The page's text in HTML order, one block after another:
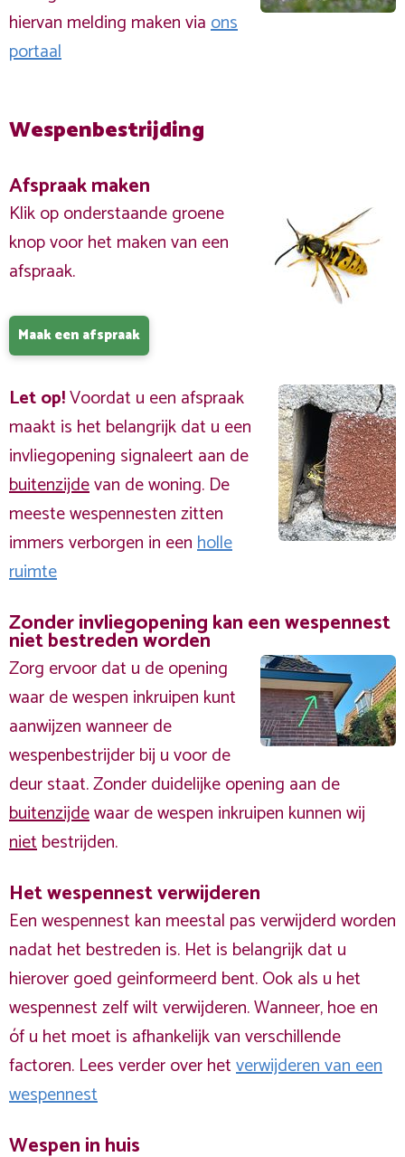
hiervan melding maken viaons
portaal
Wespenbestrijding
Afspraak maken
Klik op onderstaande groene
knop voor het maken van een
afspraak.
Maak een afspraak
Let op!Voordat u een afspraak
maakt is het belangrijk dat u een
invliegopening signaleert aan de
buitenzijdevan de woning. De
meeste wespennesten zitten
immers verborgen in eenholle
ruimte
Zonder invliegopening kan een wespennest
niet bestreden worden
Zorg ervoor dat u de opening
waar de wespen inkruipen kunt
aanwijzen wanneer de
wespenbestrijder bij u voor de
deur staat. Zonder duidelijke opening aan de
buitenzijdewaar de wespen inkruipen kunnen wij
nietbestrijden.
Het wespennest verwijderen
Een wespennest kan meestal pas verwijderd worden
nadat het bestreden is. Het is belangrijk dat u
hierover goed geinformeerd bent. Ook als u het
wespennest zelf wilt verwijderen. Wanneer, hoe en
óf u het moet is afhankelijk van verschillende
factoren. Lees verder over hetverwijderen van een
wespennest
Wespen in huis